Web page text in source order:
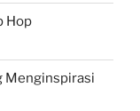
Hop
Menginspirasi